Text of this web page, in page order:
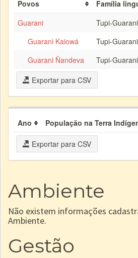
Povos Família
Guarani
Tupi-Guarani
Guarani Kaiowá
Tupi-Guarani
Guarani Ñandeva
Tupi-Guarani
Exportar para CSV
Ano População na Terra
Exportar para CSV
Ambiente
Não existem informações
Ambiente.
Gestão